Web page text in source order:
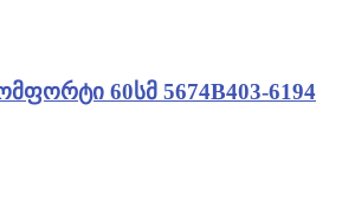
60სმ 5674B403-6194